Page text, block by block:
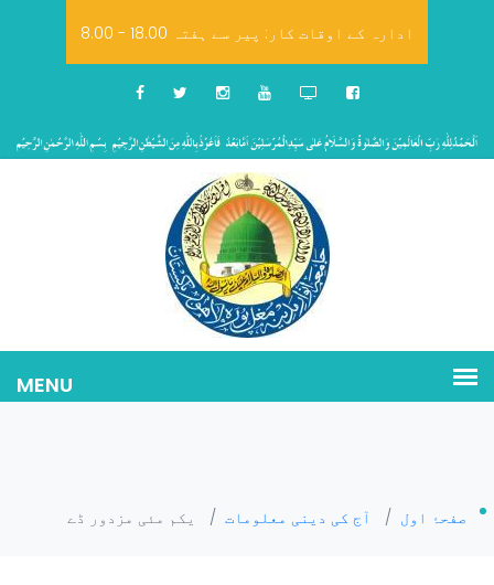
8.00 - 18.00 ادارہ کے اوقات کار: پیر سے ہفتہ
صفحۂ اول / آج کی دینی معلومات / یکم مئی مزدور ڈے